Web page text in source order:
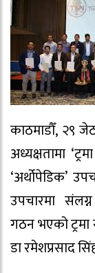
काठमाडौँ, २९
अध्यक्षतामा
‘अर्थोपेडिक’
उपचारमा
गठन भएको ट्रमा
डा रमेशप्रसाद